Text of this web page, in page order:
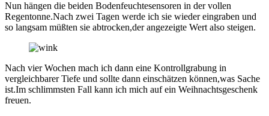
Nun hängen die beiden Bodenfeuchtesensoren in der vollen
Regentonne.Nach zwei Tagen werde ich sie wieder eingraben und
so langsam müßten sie abtrocken,der angezeigte Wert also steigen.
Nach vier Wochen mach ich dann eine Kontrollgrabung in
vergleichbarer Tiefe und sollte dann einschätzen können,was Sache
ist.Im schlimmsten Fall kann ich mich auf ein Weihnachtsgeschenk
freuen.